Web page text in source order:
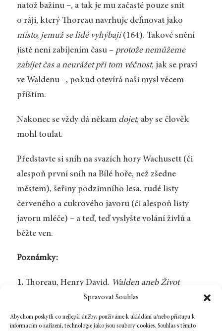
Spravovat Souhlas
Abychom poskytli co nejlepší služby, používáme k ukládání a/nebo přístupu k
informacím o zařízení, technologie jako jsou soubory cookies. Souhlas s těmito
natož bažinu –, a tak je mu začasté pouze snít
o ráji, který Thoreau navrhuje definovat jako
místo, jemuž se lidé vyhýbají(164). Takové snění
jistě není zabíjením času – protože nemůžeme
zabíjet čas a neurážet při tom věčnost, jak se praví
ve Waldenu –, pokud otevírá naši mysl věcem
příštím.
Nakonec se vždy dá někam dojet, aby se člověk
mohl toulat.
Představte si sníh na svazích hory Wachusett (či
alespoň první sníh na Bílé hoře, než zšedne
městem), šeřiny podzimního lesa, rudé listy
červeného a cukrového javoru (či alespoň listy
javoru mléče) – a teď, teď vyslyšte volání živlů a
běžte ven.
Poznámky:
1.Thoreau, Henry David. Walden aneb Život
. Přeložil Josef Schwarz. Praha: Odeon,
1991. 76, 11.
[Zpět]